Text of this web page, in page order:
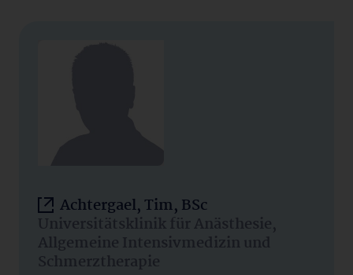
Achtergael, Tim, BSc
Universitätsklinik für Anästhesie,
Allgemeine Intensivmedizin und
Schmerztherapie